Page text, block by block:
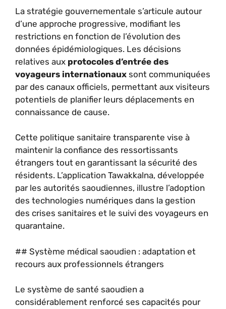
La stratégie gouvernementale s’articule autour
d’une approche progressive, modifiant les
restrictions en fonction de l’évolution des
données épidémiologiques. Les décisions
relatives aux protocoles d’entrée des
voyageurs internationaux sont communiquées
par des canaux officiels, permettant aux visiteurs
potentiels de planifier leurs déplacements en
connaissance de cause.
Cette politique sanitaire transparente vise à
maintenir la confiance des ressortissants
étrangers tout en garantissant la sécurité des
résidents. L’application Tawakkalna, développée
par les autorités saoudiennes, illustre l’adoption
des technologies numériques dans la gestion
des crises sanitaires et le suivi des voyageurs en
quarantaine.
## Système médical saoudien : adaptation et
recours aux professionnels étrangers
Le système de santé saoudien a
considérablement renforcé ses capacités pour